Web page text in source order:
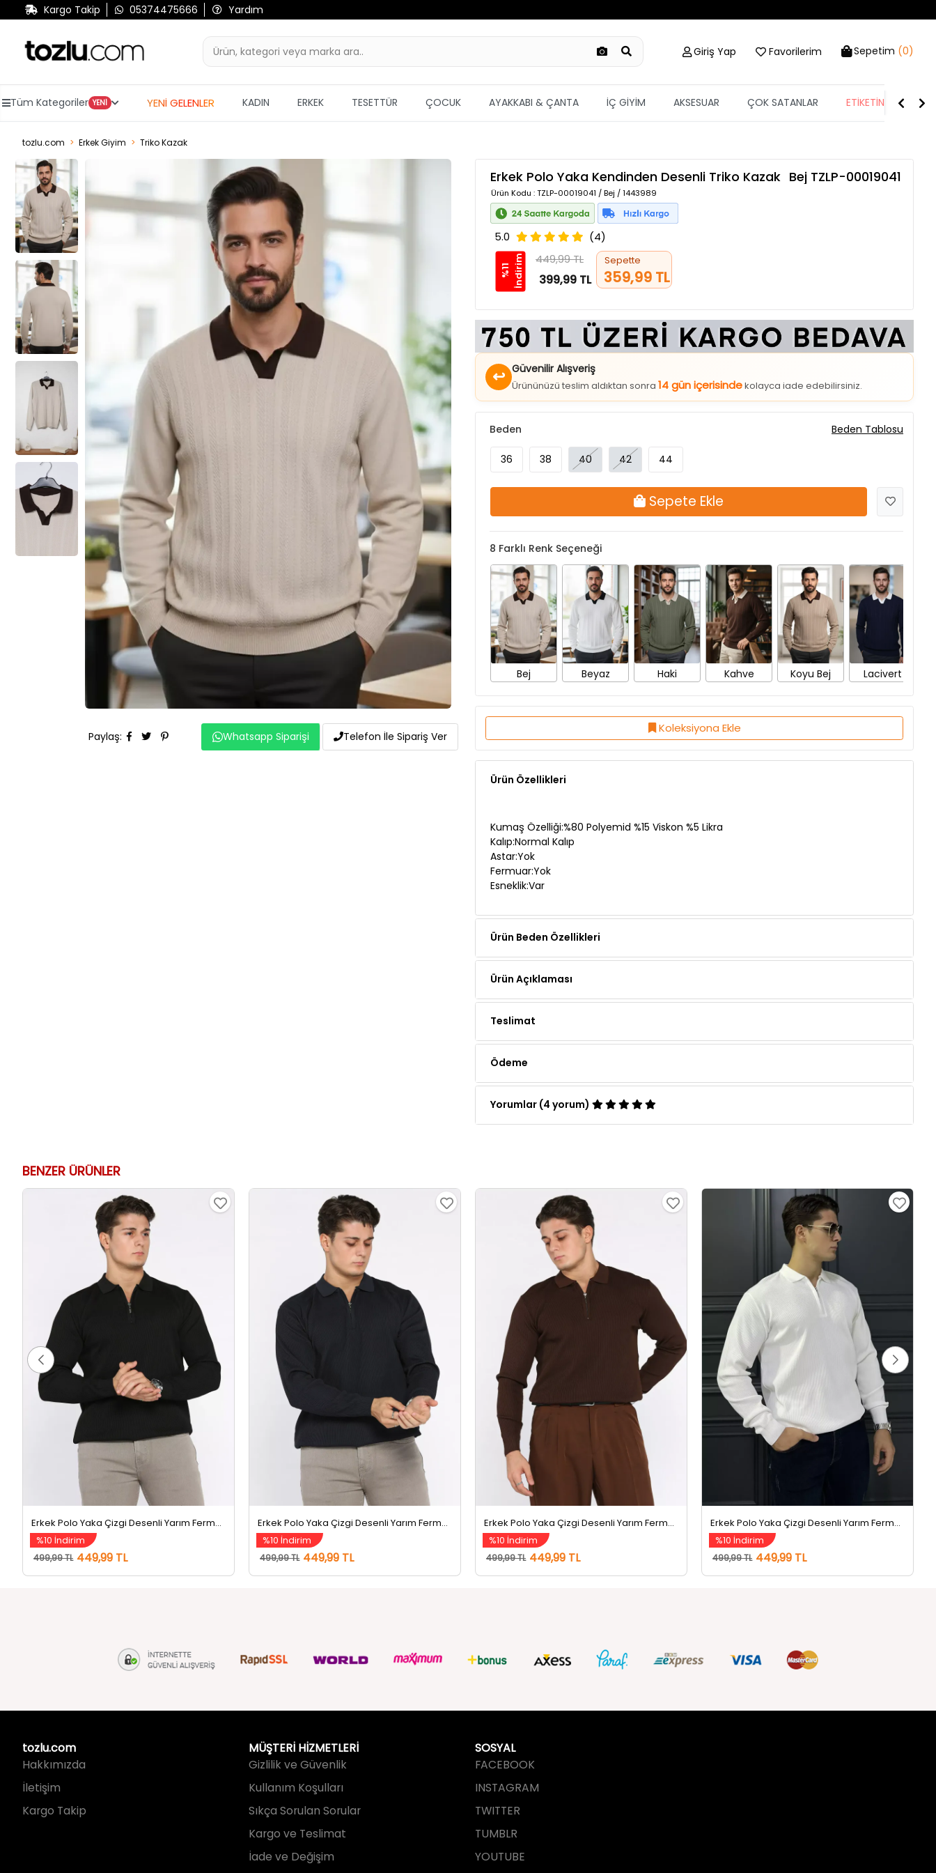
Kargo Takip 05374475666 Yardım
Giriş Yap Favorilerim Sepetim (0)
Tüm Kategoriler YENİ YENİ GELENLER KADIN ERKEK TESETTÜR ÇOCUK AYAKKABI & ÇANTA İÇ GİYİM AKSESUAR ÇOK SATANLAR ETİKETİN YARISI
tozlu.com Erkek Giyim Triko Kazak
Paylaş: Whatsapp Siparişi Telefon İle Sipariş Ver
Erkek Polo Yaka Kendinden Desenli Triko Kazak Bej TZLP-00019041
Ürün Kodu : TZLP-00019041 / Bej / 1443989
5.0 (4)
%
1
1
İ
n
d
i
r
i m 449,99 TL
399,99 TL
Sepette
359,99 TL
↩ Güvenilir Alışveriş
Ürününüzü teslim aldıktan sonra14 gün içerisindekolayca iade edebilirsiniz.
36
Sepete Ekle
8Farklı Renk Seçeneği
Bej Beyaz Kahve Koyu Bej Lacivert
Koleksiyona Ekle
Ürün Özellikleri
Astar:Yok
Fermuar:Yok
Esneklik:Var
Teslimat
%10 İndirim
499,99 TL 449,99 TL
%10 İndirim
499,99 TL 449,99 TL
%10 İndirim
499,99 TL 449,99 TL
%10 İndirim
499,99 TL 449,99 TL
tozlu.com
İletişim
Kargo Takip
MÜŞTERİ HİZMETLERİ
Kullanım Koşulları
SOSYAL
INSTAGRAM